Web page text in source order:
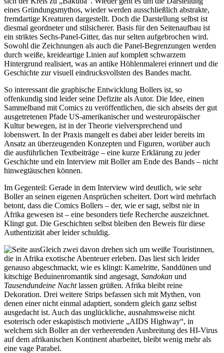
eines Gründungsmythos, wieder werden ausschließlich abstrakte,
fremdartige Kreaturen dargestellt. Doch die Darstellung selbst ist
diesmal geordneter und stilsicherer. Basis für den Seitenaufbau ist
ein striktes Sechs-Panel-Gitter, das nur selten aufgebrochen wird.
Sowohl die Zeichnungen als auch die Panel-Begrenzungen werden
durch weiße, kreideartige Linien auf komplett schwarzem
Hintergrund realisiert, was an antike Höhlenmalerei erinnert und die
Geschichte zur visuell eindrucksvollsten des Bandes macht.
So interessant die graphische Entwicklung Bollers ist, so
offenkundig sind leider seine Defizite als Autor. Die Idee, einen
Sammelband mit Comics zu veröffentlichen, die sich abseits der gut
ausgetretenen Pfade US-amerikanischer und westeuropäischer
Kultur bewegen, ist in der Theorie vielversprechend und
lobenswert. In der Praxis mangelt es dabei aber leider bereits im
Ansatz an überzeugenden Konzepten und Figuren, worüber auch
die ausführlichen Textbeiträge – eine kurze Erklärung zu jeder
Geschichte und ein Interview mit Boller am Ende des Bands – nicht
hinwegtäuschen können.
Im Gegenteil: Gerade in dem Interview wird deutlich, wie sehr
Boller an seinen eigenen Ansprüchen scheitert. Dort wird mehrfach
betont, dass die Comics Bollers – der, wie er sagt, selbst nie in
Afrika gewesen ist – eine besonders tiefe Recherche auszeichnet.
Klingt gut. Die Geschichten selbst bleiben den Beweis für diese
Authentizität aber leider schuldig.
Gleich zwei davon drehen sich um weiße Touristinnen,
die in Afrika exotische Abenteuer erleben. Das liest sich leider
genauso abgeschmackt, wie es klingt: Kamelritte, Sanddünen und
kitschige Beduinenromantik sind angesagt, Sandokan und
Tausendundeine Nachtlassen grüßen. Afrika bleibt reine
Dekoration. Drei weitere Strips befassen sich mit Mythen, von
denen einer nicht einmal adaptiert, sondern gleich ganz selbst
ausgedacht ist. Auch das unglückliche, ausnahmsweise nicht
esoterisch oder eskapistisch motivierte „AIDS Highway“, in
welchem sich Boller an der verheerenden Ausbreitung des HI-Virus
auf dem afrikanischen Kontinent abarbeitet, bleibt wenig mehr als
eine vage Parabel.